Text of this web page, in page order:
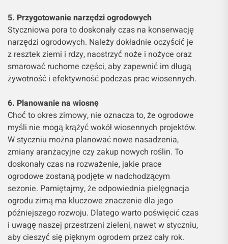
5. Przygotowanie narzędzi ogrodowych
Styczniowa pora to doskonały czas na konserwację
narzędzi ogrodowych. Należy dokładnie oczyścić je
z resztek ziemi i rdzy, naostrzyć noże i nożyce oraz
smarować ruchome części, aby zapewnić im długą
żywotność i efektywność podczas prac wiosennych.
6. Planowanie na wiosnę
Choć to okres zimowy, nie oznacza to, że ogrodowe
myśli nie mogą krążyć wokół wiosennych projektów.
W styczniu można planować nowe nasadzenia,
zmiany aranżacyjne czy zakup nowych roślin. To
doskonały czas na rozważenie, jakie prace
ogrodowe zostaną podjęte w nadchodzącym
sezonie. Pamiętajmy, że odpowiednia pielęgnacja
ogrodu zimą ma kluczowe znaczenie dla jego
późniejszego rozwoju. Dlatego warto poświęcić czas
i uwagę naszej przestrzeni zieleni, nawet w styczniu,
aby cieszyć się pięknym ogrodem przez cały rok.